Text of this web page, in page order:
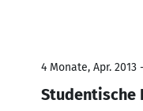
4 Monate, Apr. 2013
Studentische